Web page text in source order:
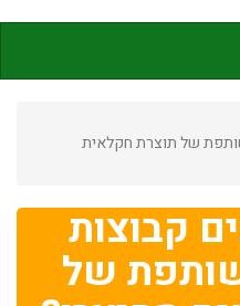
של תוצרת חקלאית
קבוצות
של